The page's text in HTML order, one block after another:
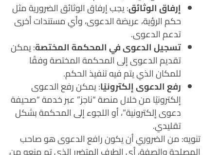
إرفاق الوثائق: يجب إرفاق الوثائق الضرورية مثل
حكم الرؤية، عريضة الدعوى، وأي مستندات أخرى
تدعم الدعوى.
تسجيل الدعوى في المحكمة المختصة: يمكن
تقديم الدعوى إلى المحكمة المختصة وفقًا
للمكان الذي يتم فيه تنفيذ الحكم.
رفع الدعوى إلكترونيًا: يمكن رفع الدعوى
إلكترونيًا من خلال منصة “ناجز” عبر خدمة “صحيفة
دعوى إلكترونية”، أو اللجوء إلى المحكمة بشكل
تقليدي.
تنويه: من الضروري أن يكون رافع الدعوى هو صاحب